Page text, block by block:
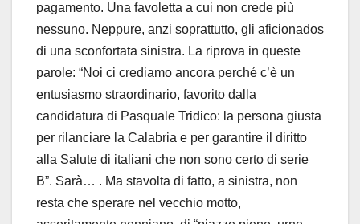
pagamento. Una favoletta a cui non crede più
nessuno. Neppure, anzi soprattutto, gli aficionados
di una sconfortata sinistra. La riprova in queste
parole: “Noi ci crediamo ancora perché c’è un
entusiasmo straordinario, favorito dalla
candidatura di Pasquale Tridico: la persona giusta
per rilanciare la Calabria e per garantire il diritto
alla Salute di italiani che non sono certo di serie
B”. Sarà… . Ma stavolta di fatto, a sinistra, non
resta che sperare nel vecchio motto,